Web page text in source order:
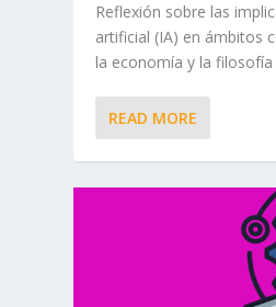
Reflexión sobre las
artificial (IA) en ámbitos
la economía y la filosofía
READ MORE